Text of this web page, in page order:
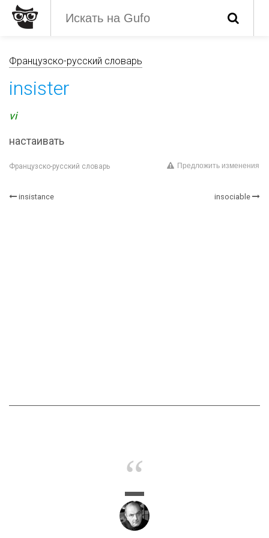
Французско-русский словарь
insister
vi
настаивать
Французско-русский словарь Предложить изменения
insistance insociable